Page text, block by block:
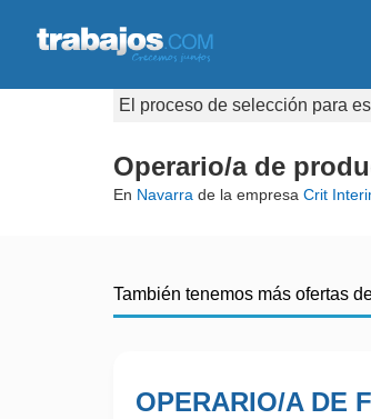
El proceso de selección para
Operario/a de
En Navarra de la empresa Crit
También tenemos más ofertas
OPERARIO/A DE